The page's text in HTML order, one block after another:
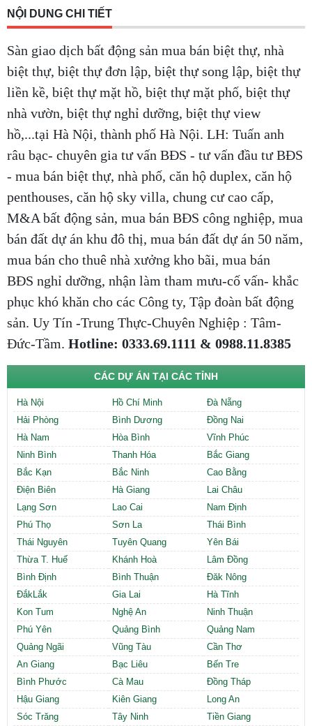
NỘI DUNG CHI TIẾT
Sàn giao dịch bất động sản mua bán biệt thự, nhà
biệt thự, biệt thự đơn lập, biệt thự song lập, biệt thự
liền kề, biệt thự mặt hồ, biệt thự mặt phố, biệt thự
nhà vườn, biệt thự nghỉ dưỡng, biệt thự view
hồ,...tại Hà Nội, thành phố Hà Nội. LH: Tuấn anh
râu bạc- chuyên gia tư vấn BĐS - tư vấn đầu tư BĐS
- mua bán biệt thự, nhà phố, căn hộ duplex, căn hộ
penthouses, căn hộ sky villa, chung cư cao cấp,
M&A bất động sản, mua bán BĐS công nghiệp, mua
bán đất dự án khu đô thị, mua bán đất dự án 50 năm,
mua bán cho thuê nhà xưởng kho bãi, mua bán
BĐS nghỉ dưỡng, nhận làm tham mưu-cố vấn- khắc
phục khó khăn cho các Công ty, Tập đoàn bất động
sản. Uy Tín -Trung Thực-Chuyên Nghiệp : Tâm-
Đức-Tầm. Hotline: 0333.69.1111 & 0988.11.8385
CÁC DỰ ÁN TẠI CÁC TỈNH
Hà Nội Hồ Chí Minh
Đà Nẵng
Hải Phòng
Bình Dương
Đồng Nai
Hà Nam
Hòa Bình
Vĩnh Phúc
Ninh Bình
Thanh Hóa
Bắc Giang
Bắc Kạn
Bắc Ninh
Cao Bằng
Điện Biên
Hà Giang
Lai Châu
Lạng Sơn
Lao Cai
Nam Định
Phú Thọ
Sơn La
Thái Bình
Thái Nguyên
Tuyên Quang
Yên Bái
Thừa T. Huế
Khánh Hoà
Lâm Đồng
Bình Định
Bình Thuận
Đăk Nông
ĐắkLắk
Gia Lai
Hà Tĩnh
Kon Tum
Nghệ An
Ninh Thuận
Phú Yên
Quảng Bình
Quảng Nam
Quảng Ngãi
Vũng Tàu
Cần Thơ
An Giang
Bạc Liêu
Bến Tre
Bình Phước
Cà Mau
Đồng Tháp
Hậu Giang
Kiên Giang
Long An
Sóc Trăng
Tây Ninh Tiền Giang